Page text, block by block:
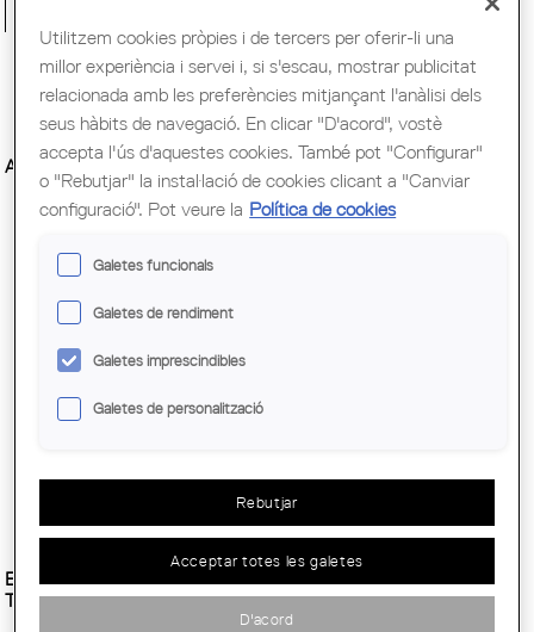
ARQUINEMA: CINEMA A LA FRESCA
ETS ARQUITECTE/A I T'INTERESSA ELABORAR DICTÀMENS
TÈCNICS A...
Utilitzem cookies pròpies i de tercers per oferir-li una
millor experiència i servei i, si s'escau, mostrar publicitat
relacionada amb les preferències mitjançant l'anàlisi dels
seus hàbits de navegació. En clicar "D'acord", vostè
accepta l'ús d'aquestes cookies. També pot "Configurar"
o "Rebutjar" la instal·lació de cookies clicant a "Canviar
configuració". Pot veure la Política de cookies
Galetes funcionals
Galetes de rendiment
Galetes imprescindibles
Galetes de personalització
Rebutjar
Acceptar totes les galetes
D'acord